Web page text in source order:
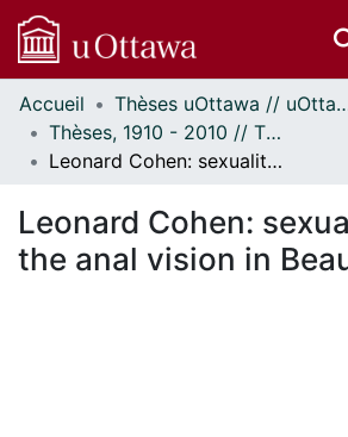
Communautés
et collections
Parcourir
À propos
Accueil
Thèses uOttawa //
Thèses, 1910 - 2010 // Theses, 1910 - 2010
Leonard Cohen: sexuality and the anal vision in Beautiful losers
Leonard Cohen:
the anal vision in